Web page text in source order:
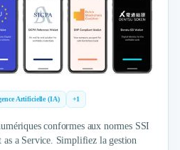
Artificielle (IA) +1
conformes aux normes SSI
as a Service. Simplifiez la gestion